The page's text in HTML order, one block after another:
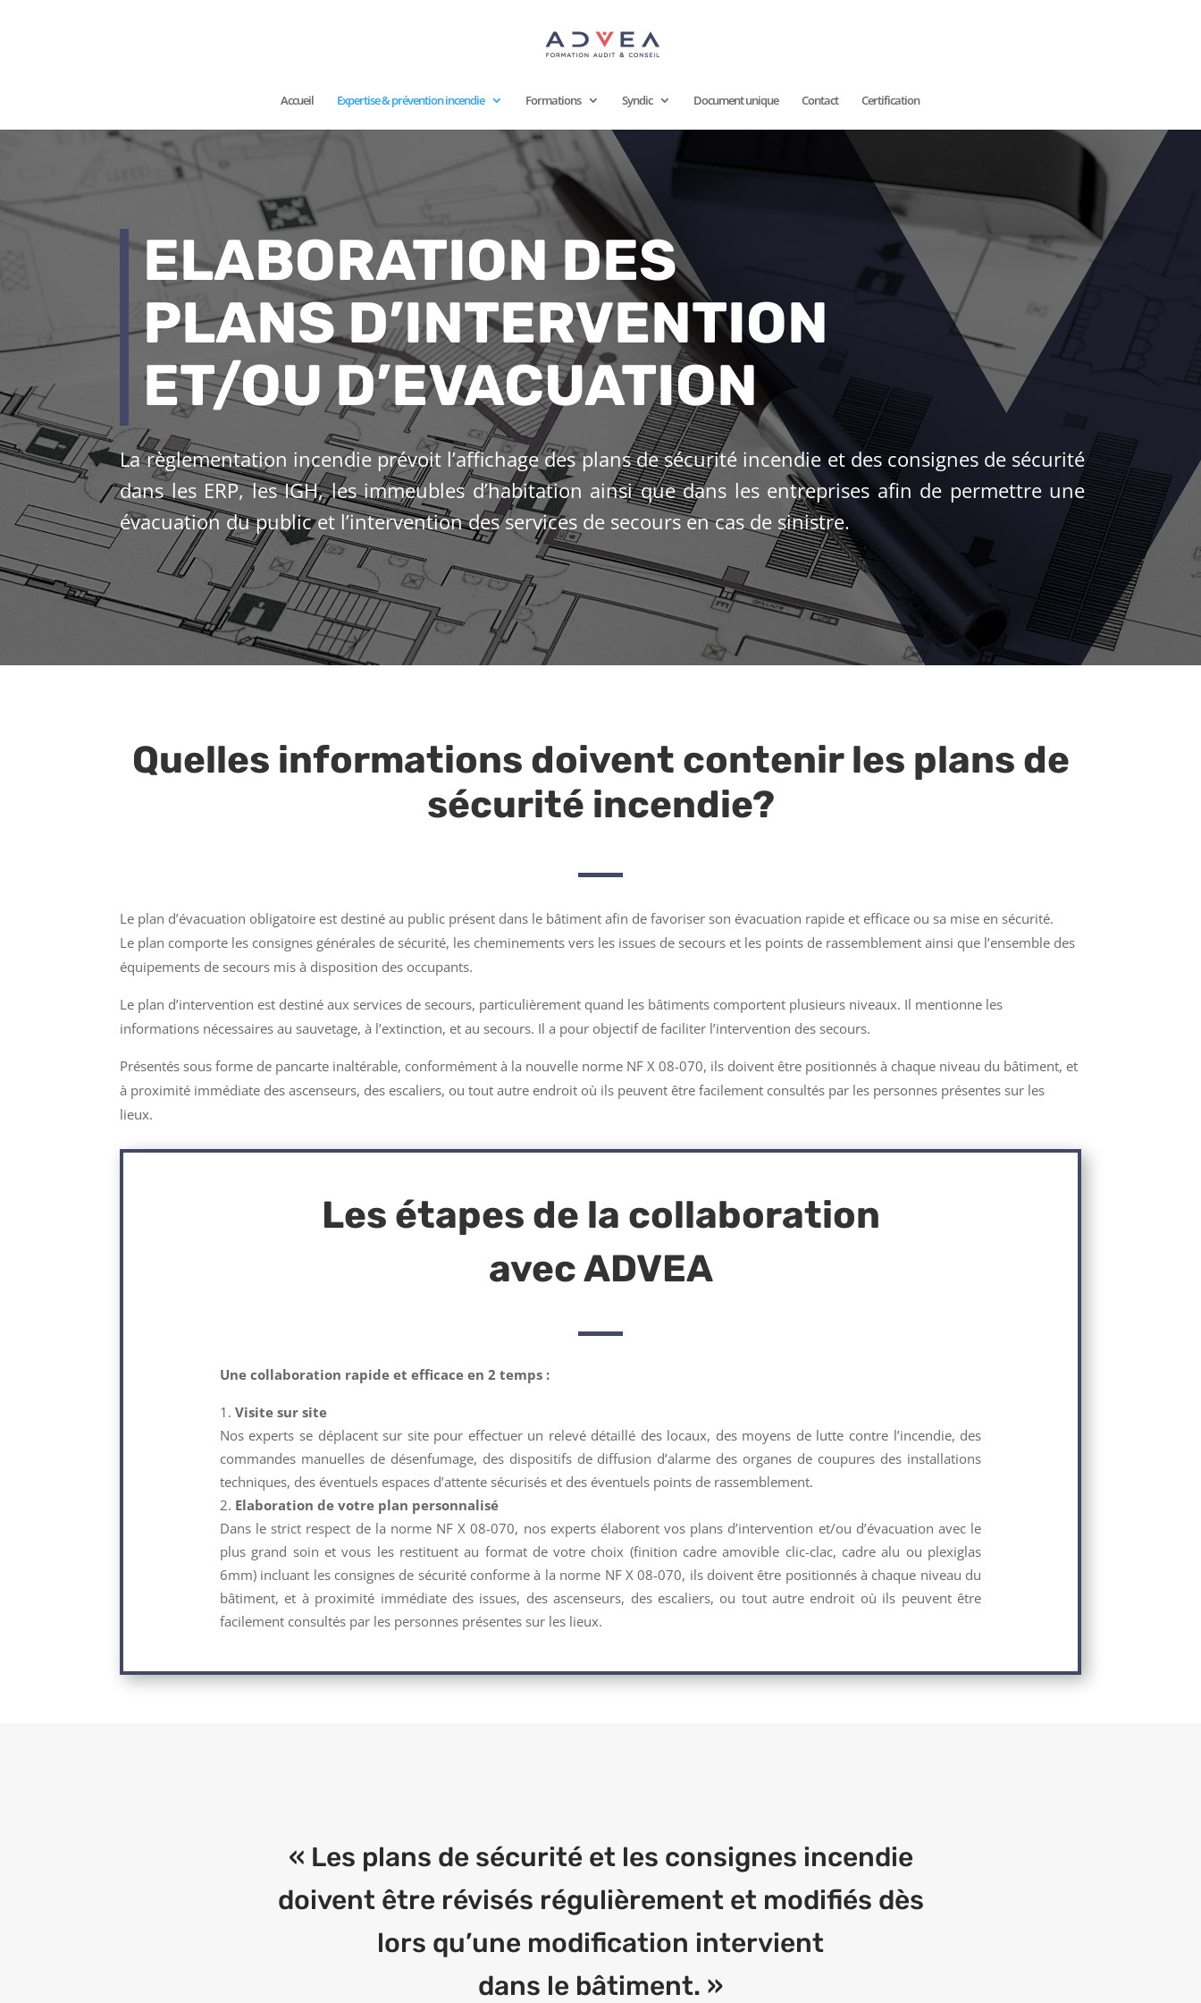
Accueil Expertise & prévention incendie Formations Syndic Document unique Contact Certification
ELABORATION DES
PLANS D’INTERVENTION
ET/OU D’EVACUATION
La règlementation incendie prévoit l’affichage des plans de sécurité incendie et des consignes de sécurité
dans les ERP, les IGH, les immeubles d’habitation ainsi que dans les entreprises afin de permettre une
évacuation du public et l’intervention des services de secours en cas de sinistre.
Quelles informations doivent contenir les plans de
sécurité incendie?
Le plan d’évacuation obligatoire est destiné au public présent dans le bâtiment afin de favoriser son évacuation rapide et efficace ou sa mise en sécurité.
Le plan comporte les consignes générales de sécurité, les cheminements vers les issues de secours et les points de rassemblement ainsi que l’ensemble des
équipements de secours mis à disposition des occupants.
Le plan d’intervention est destiné aux services de secours, particulièrement quand les bâtiments comportent plusieurs niveaux. Il mentionne les
informations nécessaires au sauvetage, à l’extinction, et au secours. Il a pour objectif de faciliter l’intervention des secours.
Présentés sous forme de pancarte inaltérable, conformément à la nouvelle norme NF X 08-070, ils doivent être positionnés à chaque niveau du bâtiment, et
à proximité immédiate des ascenseurs, des escaliers, ou tout autre endroit où ils peuvent être facilement consultés par les personnes présentes sur les
lieux.
Les étapes de la collaboration
avec ADVEA
Une collaboration rapide et efficace en 2 temps :
Visite sur site
Nos experts se déplacent sur site pour effectuer un relevé détaillé des locaux, des moyens de lutte contre l’incendie, des
commandes manuelles de désenfumage, des dispositifs de diffusion d’alarme des organes de coupures des installations
techniques, des éventuels espaces d’attente sécurisés et des éventuels points de rassemblement.
Elaboration de votre plan personnalisé
Dans le strict respect de la norme NF X 08-070, nos experts élaborent vos plans d’intervention et/ou d’évacuation avec le
plus grand soin et vous les restituent au format de votre choix (finition cadre amovible clic-clac, cadre alu ou plexiglas
6mm) incluant les consignes de sécurité conforme à la norme NF X 08-070, ils doivent être positionnés à chaque niveau du
bâtiment, et à proximité immédiate des issues, des ascenseurs, des escaliers, ou tout autre endroit où ils peuvent être
facilement consultés par les personnes présentes sur les lieux.
« Les plans de sécurité et les consignes incendie
doivent être révisés régulièrement et modifiés dès
lors qu’une modification intervient
dans le bâtiment. »